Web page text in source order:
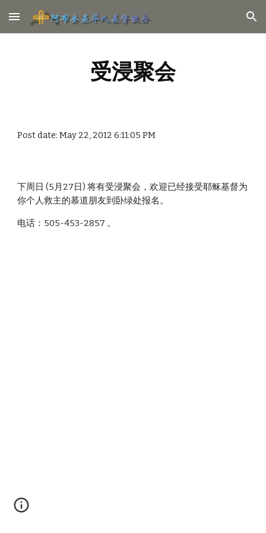
Skip to main content Skip to navigation
受浸聚会
Post date: May 22, 2012 6:11:05 PM
下周日 (5月27日) 将有受浸聚会，欢迎已经接受耶稣基督为
你个人救主的慕道朋友到卧绿处报名。
电话：505-453-2857 。